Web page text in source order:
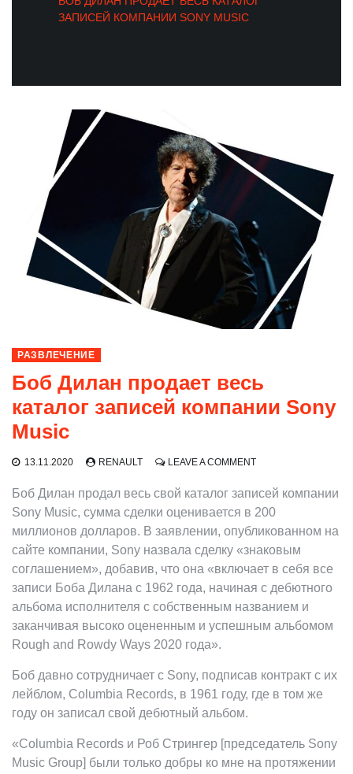
ЗАПИСЕЙ КОМПАНИИ SONY MUSIC
РАЗВЛЕЧЕНИЕ
Боб Дилан продает весь
каталог записей компании Sony
Music
13.11.2020 RENAULT LEAVE A COMMENTON
ДИЛАН
ВЕСЬ
КАТАЛОГ
ЗАПИСЕЙ
SONY
MUSIC
Боб Дилан продал весь свой каталог записей компании
Sony Music, сумма сделки оценивается в 200
миллионов долларов. В заявлении, опубликованном на
сайте компании, Sony назвала сделку «знаковым
соглашением», добавив, что она «включает в себя все
записи Боба Дилана с 1962 года, начиная с дебютного
альбома исполнителя с собственным названием и
заканчивая высоко оцененным и успешным альбомом
Rough and Rowdy Ways 2020 года».
Боб давно сотрудничает с Sony, подписав контракт с их
лейблом, Columbia Records, в 1961 году, где в том же
году он записал свой дебютный альбом.
«Columbia Records и Роб Стрингер [председатель Sony
Music Group] были только добры ко мне на протяжении